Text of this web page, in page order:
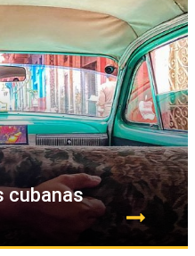
cubanas